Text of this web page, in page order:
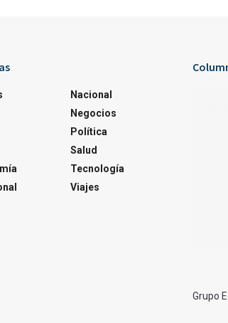
Nacional
Negocios
Política
Salud
Tecnología
Viajes
Grupo